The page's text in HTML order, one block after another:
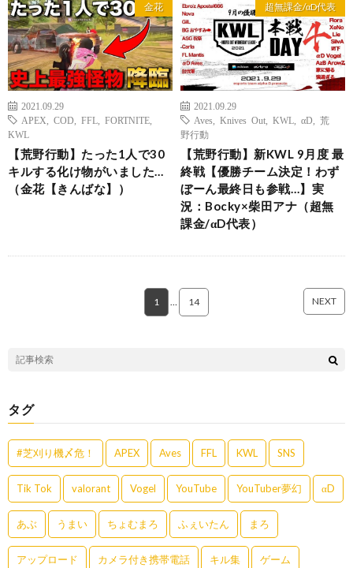
金花
2021.09.29
APEX
COD FFL FORTNITE
KWL
【荒野行動】たった1人で30
キルする化け物がいました…
（金花【きんばな】）
超無課金/αD代表
2021.09.29
Aves
Knives Out KWL αD
荒
野行動
【荒野行動】新KWL 9月度 最
終戦【優勝チーム決定！わず
ぼーん最終日も参戦…】実
況：Bocky×柴田アナ（超無
課金/αD代表）
1 14 NEXT
タグ
#芝刈り機〆危！ APEX Aves FFL KWL SNS
Tik Tok valorant Vogel YouTube YouTuber夢幻 αD
あぶ うまい ちょむまろ ふぇいたん まろ
アップロード カメラ付き携帯電話 キル集 ゲーム